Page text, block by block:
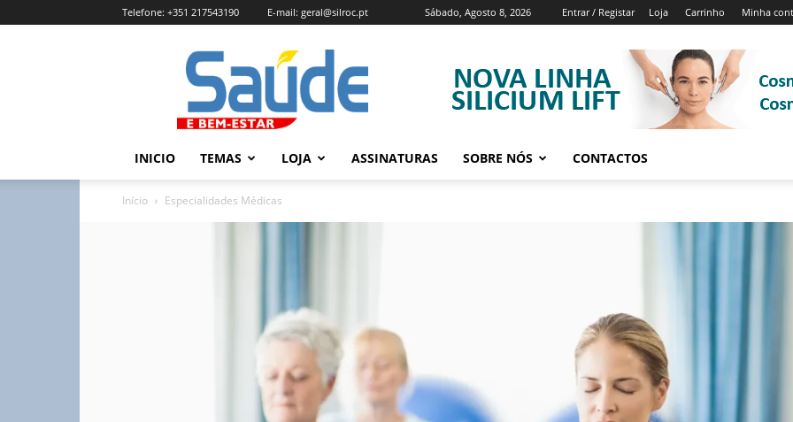
Sábado, Agosto 8, 2026 Entrar / Registar Loja Carrinho Minha
Telefone: +351 217543190 E-mail: geral@silroc.pt
Revista
Saúde
e
Bem
Estar
Edição
INICIO TEMAS LOJA ASSINATURAS SOBRE NÓS CONTACTOS
Início Especialidades Médicas